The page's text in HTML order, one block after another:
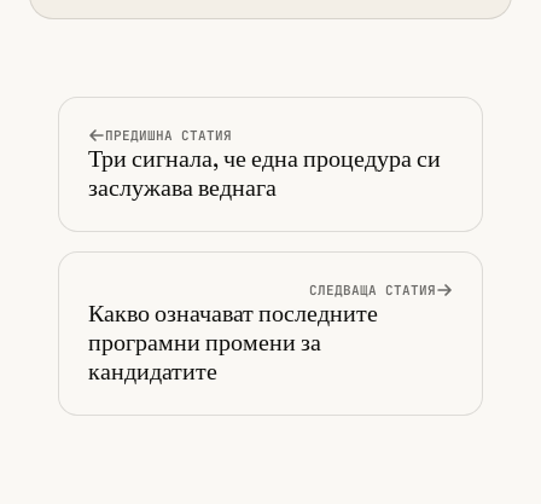
ПРЕДИШНА СТАТИЯ
Три сигнала, че една процедура си
заслужава веднага
СЛЕДВАЩА СТАТИЯ
Какво означават последните
програмни промени за
кандидатите